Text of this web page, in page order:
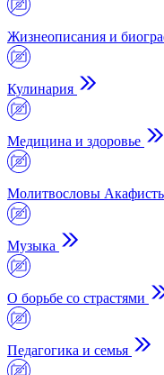
Жизнеописания и
Кулинария
Медицина и здоровье
Молитвословы
Музыка
О борьбе со страстями
Педагогика и семья